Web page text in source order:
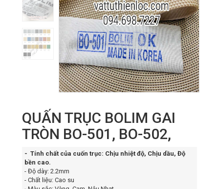
QUẤN TRỤC BOLIM GAI
TRÒN BO-501, BO-502,
- Tính chất của cuốn trục: Chịu nhiệt độ, Chịu dầu, Độ
bền cao.
- Độ dày: 2.2mm
- Chất liệu: Cao su